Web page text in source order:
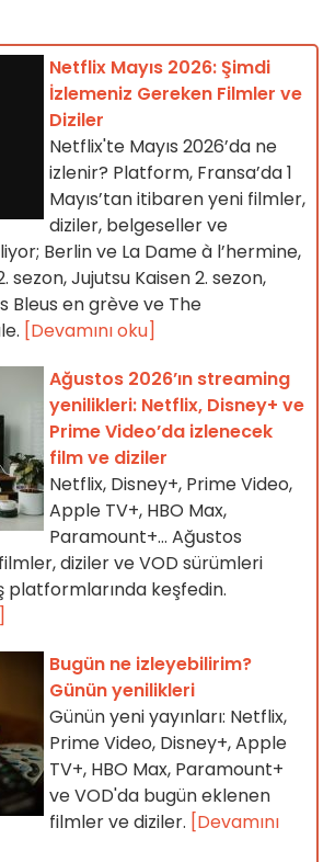
Netflix Mayıs 2026: Şimdi
İzlemeniz Gereken Filmler ve
Diziler
Netflix'te Mayıs 2026’da ne
izlenir? Platform, Fransa’da 1
Mayıs’tan itibaren yeni filmler,
diziler, belgeseller ve
Berlin ve La Dame à l’hermine,
sezon, Jujutsu Kaisen 2. sezon,
Bleus en grève ve The
[Devamını oku]
Ağustos 2026’ın streaming
yenilikleri: Netflix, Disney+ ve
Prime Video’da izlenecek
film ve diziler
Netflix, Disney+, Prime Video,
Apple TV+, HBO Max,
Paramount+… Ağustos
diziler ve VOD sürümleri
platformlarında keşfedin.
Bugün ne izleyebilirim?
Günün yenilikleri
Günün yeni yayınları: Netflix,
Prime Video, Disney+, Apple
TV+, HBO Max, Paramount+
ve VOD'da bugün eklenen
filmler ve diziler. [Devamını